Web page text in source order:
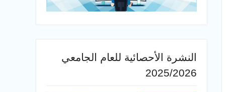
النشرة الأحصائية للعام الجامعي
2025/2026